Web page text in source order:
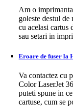
Am o
goleste destul
cu acelasi cartus
sau setari in
Eroare de fuser la
Va contactez cu
Color LaserJet
puteti spune in
cartuse, cum se